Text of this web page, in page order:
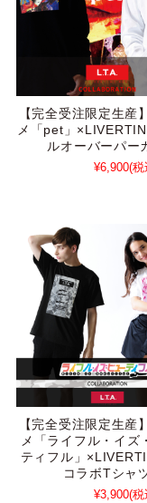
【完全受注限定生産
メ「pet」
ルオーバーパー
¥6,900(税
【完全受注限定生産
メ「ライフル・イズ
ティフル」
コラボTシャ
¥3,900(税